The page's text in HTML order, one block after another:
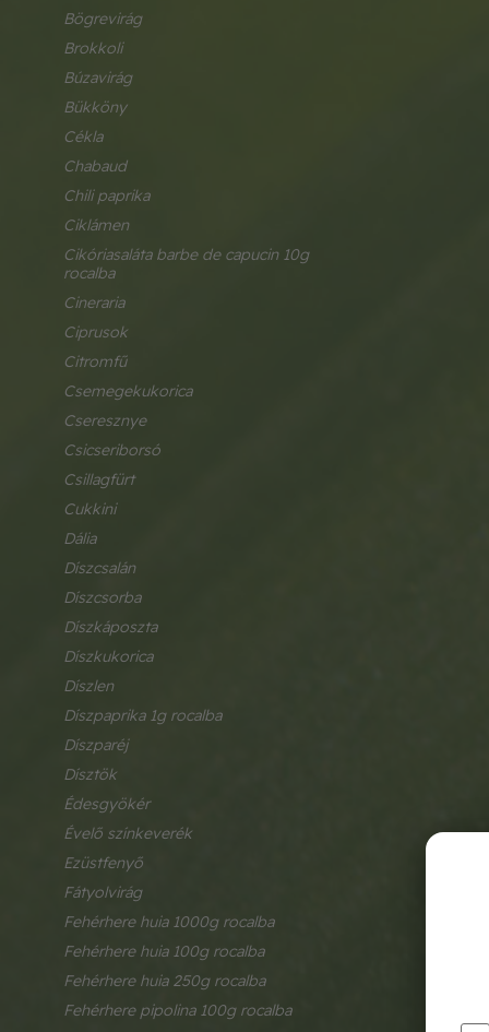
bögrevirág
brokkoli
búzavirág
bükköny
cékla
chabaud
chili paprika
ciklámen
cikóriasaláta barbe de capucin 10g
rocalba
cineraria
ciprusok
citromfű
csemegekukorica
cseresznye
csicseriborsó
csillagfürt
cukkini
dália
díszcsalán
díszcsorba
díszkáposzta
díszkukorica
díszlen
díszpaprika 1g rocalba
díszparéj
dísztök
édesgyökér
évelő színkeverék
ezüstfenyő
fátyolvirág
fehérhere huia 1000g rocalba
fehérhere huia 100g rocalba
fehérhere huia 250g rocalba
fehérhere pipolina 100g rocalba